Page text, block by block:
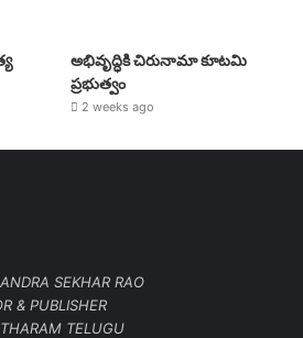
అభివృద్ధికి చిరునామా కూటమి
ప్రభుత్వం
2 weeks ago
SEKHAR RAO
& PUBLISHER
TELUGU